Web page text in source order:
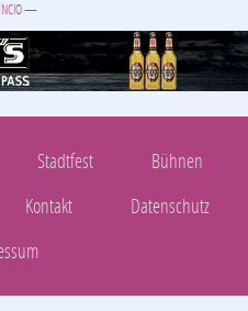
—
Stadtfest
Bühnen
Kontakt
Datenschutz